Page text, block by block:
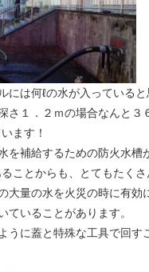
には何ℓの水が入っていると
さ１．２ｍの場合なんと３
ます！
を補給するための防火水槽
ことからも、とてもたく
大量の水を火災の時に有効
ていることがあります。
うに蓋と特殊な工具で回す